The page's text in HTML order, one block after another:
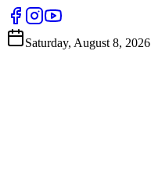
Saturday, August 8, 2026